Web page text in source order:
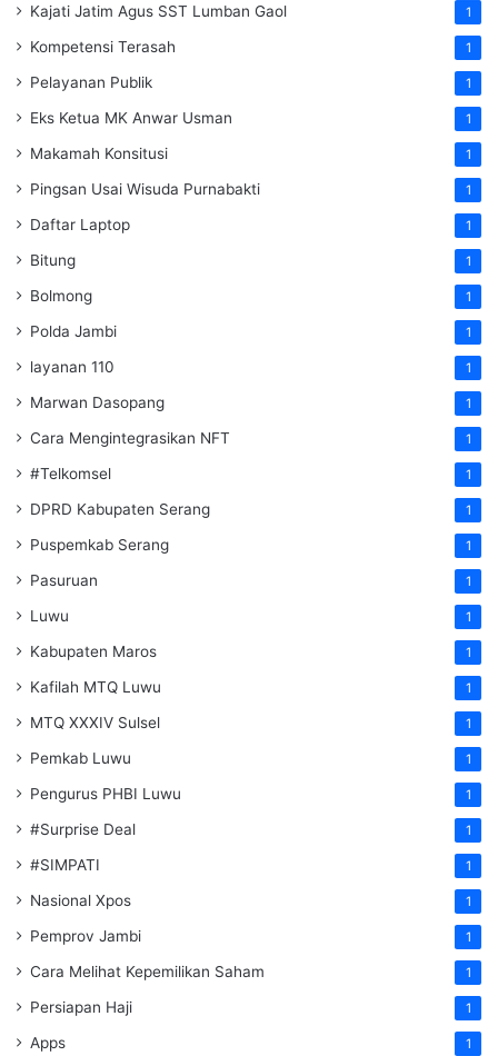
Kajati Jatim Agus SST Lumban Gaol 1
Kompetensi Terasah 1
Pelayanan Publik 1
Eks Ketua MK Anwar Usman 1
Makamah Konsitusi 1
Pingsan Usai Wisuda Purnabakti 1
Daftar Laptop 1
Bitung 1
Bolmong 1
Polda Jambi 1
layanan 110 1
Marwan Dasopang 1
Cara Mengintegrasikan NFT 1
#Telkomsel 1
DPRD Kabupaten Serang 1
Puspemkab Serang 1
Pasuruan 1
Luwu 1
Kabupaten Maros 1
Kafilah MTQ Luwu 1
MTQ XXXIV Sulsel 1
Pemkab Luwu 1
Pengurus PHBI Luwu 1
#Surprise Deal 1
#SIMPATI 1
Nasional Xpos 1
Pemprov Jambi 1
Cara Melihat Kepemilikan Saham 1
Persiapan Haji 1
Apps 1